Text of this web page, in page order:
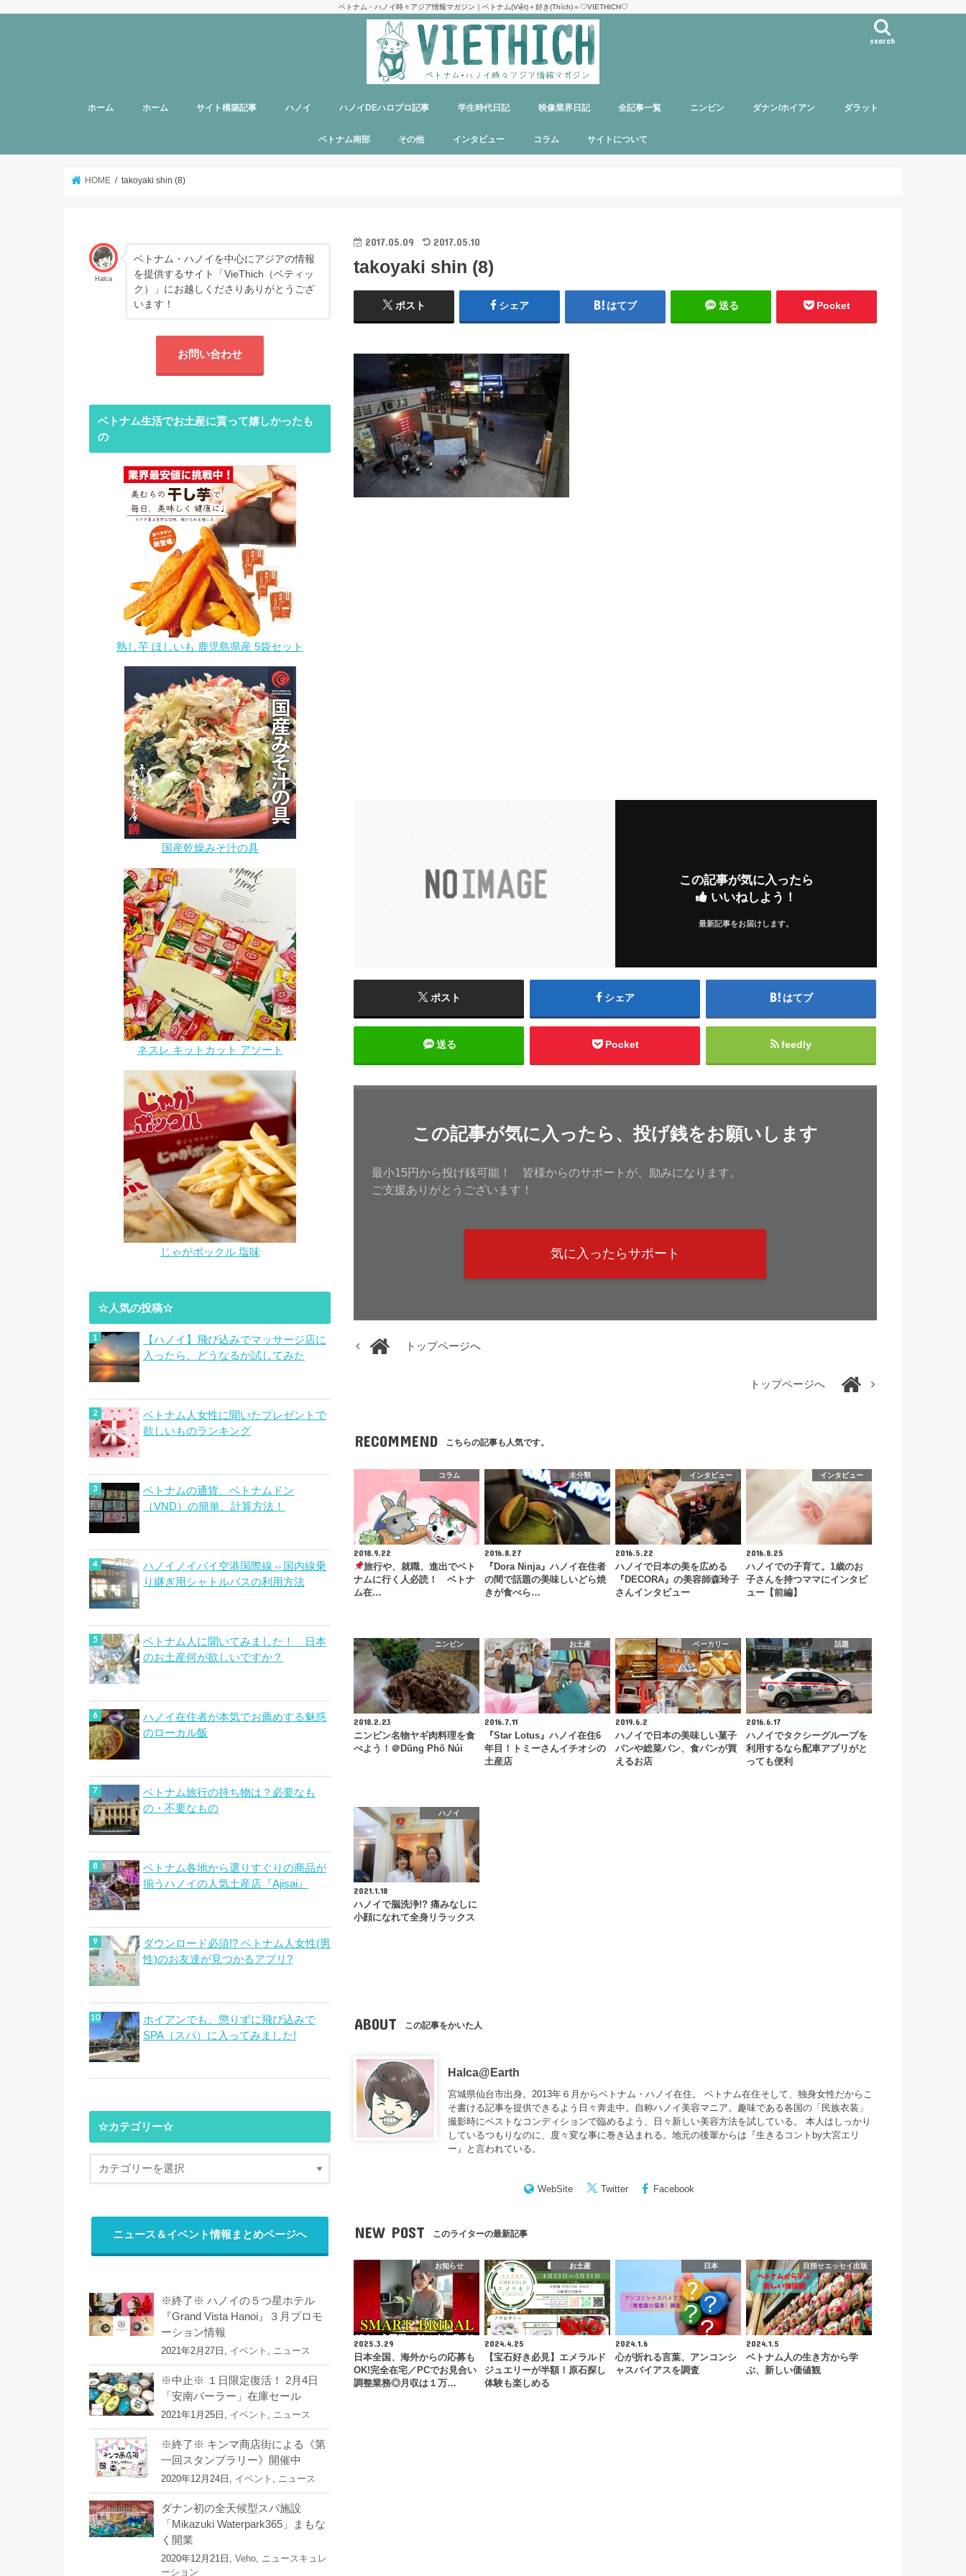
ベトナム・ハノイ時々アジア情報マガジン｜ベトナム(Việt)＋好き(Thích)＝♡VIETHICH♡
search
ホーム ホーム サイト構築記事 ハノイ
旅行者向け ベトナム料理
多国籍料理
ハンバーガー
カフェ
中華料理
日本食
ラーメン
デリバリーサービス
パブ／バー
マッサージ
ヘルスケア
ハノイ近郊観光
アンケート
ハノイDEハロプロ記事 学生時代日記 映像業界日記 全記事一覧 ニンビン ダナン/ホイアン ダラット
ベトナム南部 その他 インタビュー コラム サイトについて
HOME takoyaki shin (8)
2017.05.09 2017.05.10
takoyaki shin (8)
ポスト シェア はてブ 送る Pocket
この記事が気に入ったら
いいねしよう！
最新記事をお届けします。
ポスト シェア はてブ
送る Pocket feedly
この記事が気に入ったら、投げ銭をお願いします
最小15円から投げ銭可能！ 皆様からのサポートが、励みになります。
ご支援ありがとうございます！
気に入ったらサポート
トップページへ
トップページへ
RECOMMEND こちらの記事も人気です。
コラム
2018.9.22
旅行や、就職、進出でベト
ナムに行く人必読！ ベトナ
ム在…
未分類
2016.8.27
『Dora Ninja』ハノイ在住者
の間で話題の美味しいどら焼
きが食べら…
インタビュー
2016.5.22
ハノイで日本の美を広める
『DECORA』の美容師森玲子
さんインタビュー
インタビュー
2016.8.25
ハノイでの子育て。1歳のお
子さんを持つママにインタビ
ュー【前編】
ニンビン
2018.2.23
ニンビン名物ヤギ肉料理を食
べよう！＠Dũng Phố Núi
お土産
2016.7.11
『Star Lotus』ハノイ在住6
年目！トミーさんイチオシの
土産店
ベーカリー
2019.6.2
ハノイで日本の美味しい菓子
パンや総菜パン、食パンが買
えるお店
話題
2016.6.17
ハノイでタクシーグループを
利用するなら配車アプリがと
っても便利
ハノイ
2021.1.18
ハノイで脳洗浄!? 痛みなしに
小顔になれて全身リラックス
ABOUT この記事をかいた人
Halca@Earth
宮城県仙台市出身。2013年６月からベトナム・ハノイ在住。 ベトナム在住そして、独身女性だからこ
そ書ける記事を提供できるよう日々奔走中。自称ハノイ美容マニア。趣味である各国の「民族衣装」
撮影時にベストなコンディションで臨めるよう、日々新しい美容方法を試している。 本人はしっかり
しているつもりなのに、度々変な事に巻き込まれる。地元の後輩からは『生きるコントby大宮エリ
ー 』と言われている。
WebSite Twitter Facebook
NEW POST このライターの最新記事
お知らせ
2025.3.29
日本全国、海外からの応募も
OK!完全在宅／PCでお見合い
調整業務◎月収は１万…
お土産
2024.4.25
【宝石好き必見】エメラルド
ジュエリーが半額！原石探し
体験も楽しめる
日本
2024.1.6
心が折れる言葉、アンコンシ
ャスバイアスを調査
目指せエッセイ出版
2024.1.5
ベトナム人の生き方から学
ぶ、新しい価値観
Halca
ベトナム・ハノイを中心にアジアの情報
を提供するサイト「VieThich（ベティッ
ク）」にお越しくださりありがとうござ
います！
お問い合わせ
ベトナム生活でお土産に貰って嬉しかったも
の
熟し芋 ほしいも 鹿児島県産 5袋セット
国産乾燥みそ汁の具
ネスレ キットカット アソート
じゃがポックル 塩味
☆人気の投稿☆
【ハノイ】飛び込みでマッサージ店に
入ったら、どうなるか試してみた
ベトナム人女性に聞いたプレゼントで
欲しいものランキング
ベトナムの通貨、ベトナムドン
（VND）の簡単、計算方法！
ハノイノイバイ空港国際線⇔国内線乗
り継ぎ用シャトルバスの利用方法
ベトナム人に聞いてみました！ 日本
のお土産何が欲しいですか？
ハノイ在住者が本気でお薦めする魅惑
のローカル飯
ベトナム旅行の持ち物は？必要なも
の・不要なもの
ベトナム各地から選りすぐりの商品が
揃うハノイの人気土産店『Ajisai』
ダウンロード必須!? ベトナム人女性(男
性)のお友達が見つかるアプリ?
ホイアンでも、懲りずに飛び込みで
SPA（スパ）に入ってみました!
☆カテゴリー☆
ニュース＆イベント情報まとめページへ
※終了※ ハノイの５つ星ホテル
『Grand Vista Hanoi』３月プロモ
ーション情報
2021年2月27日, イベント ニュース
※中止※ １日限定復活！ 2月4日
「安南パーラー」在庫セール
2021年1月25日, イベント ニュース
※終了※ キンマ商店街による《第
一回スタンプラリー》開催中
2020年12月24日, イベント ニュース
ダナン初の全天候型スパ施設
「Mikazuki Waterpark365」まもな
く開業
2020年12月21日, Veho
ニュースキュレ
ーション